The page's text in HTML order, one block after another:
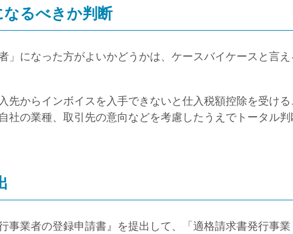
るべきか判断
」になった方がよいかどうかは、ケースバイケースと言え
先からインボイスを入手できないと仕入税額控除を受ける
社の業種、取引先の意向などを考慮したうえでトータル判
事業者の登録申請書』を提出して、「適格請求書発行事業